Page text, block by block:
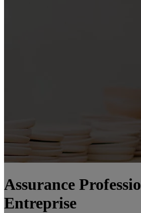
Assurance
Entreprise